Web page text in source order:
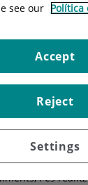
nutricional
tant en les
nutricionals
de
de les proteïnes,
i es
see our Política
Settings
Reject
Accept